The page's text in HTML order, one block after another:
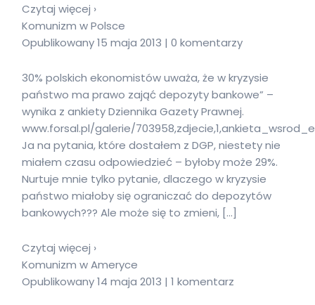
Czytaj więcej ›
Komunizm w Polsce
Opublikowany 15 maja 2013 | 0 komentarzy
30% polskich ekonomistów uważa, że w kryzysie
państwo ma prawo zająć depozyty bankowe” –
wynika z ankiety Dziennika Gazety Prawnej.
www.forsal.pl/galerie/
Ja na pytania, które dostałem z DGP, niestety nie
miałem czasu odpowiedzieć – byłoby może 29%.
Nurtuje mnie tylko pytanie, dlaczego w kryzysie
państwo miałoby się ograniczać do depozytów
bankowych??? Ale może się to zmieni, […]
Czytaj więcej ›
Komunizm w Ameryce
Opublikowany 14 maja 2013 | 1 komentarz